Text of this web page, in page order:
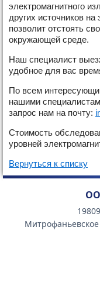
электромагнитного
других источников
позволит отстоять
окружающей среде.
Наш специалист
удобное для вас
По всем
нашими
запрос нам на почту:
Стоимость
уровней
Вернуться к списку